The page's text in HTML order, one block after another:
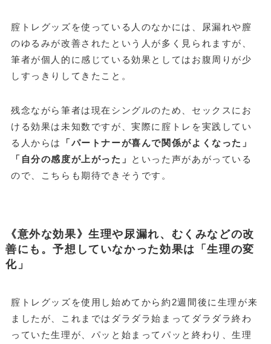
腟トレグッズを使っている人のなかには、尿漏れや膣
のゆるみが改善されたという人が多く見られますが、
筆者が個人的に感じている効果としてはお腹周りが少
しすっきりしてきたこと。
残念ながら筆者は現在シングルのため、セックスにお
ける効果は未知数ですが、実際に腟トレを実践してい
る人からは
「パートナーが喜んで関係がよくなった」
「自分の感度が上がった」
といった声があがっている
ので、こちらも期待できそうです。
《意外な効果》生理や尿漏れ、むくみなどの改
善にも。予想していなかった効果は「生理の変
化」
腟トレグッズを使用し始めてから約2週間後に生理が来
ましたが、これまではダラダラ始まってダラダラ終わ
っていた生理が、パッと始まってパッと終わり、生理